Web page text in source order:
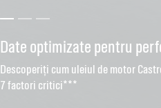
Date optimizate pentru
Descoperiți cum uleiul de motor
7 factori critici***
GTX - Ajută la prelungirea
Găsiți uleiul potrivit